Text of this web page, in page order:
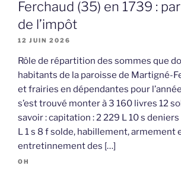
Ferchaud (35) en 1739 :
de l’impôt
12 JUIN 2026
Rôle de répartition des sommes que
habitants de la paroisse de Martigné-
et frairies en dépendantes pour
s’est trouvé monter à 3 160 livres 12
savoir : capitation : 2 229 L 10 s
L 1 s 8 f solde, habillement, armement
entretinnement des […]
OH